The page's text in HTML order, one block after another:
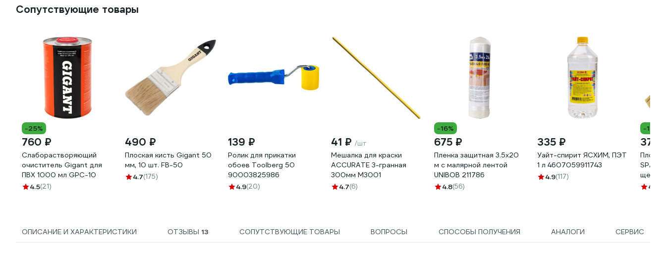
Сопутствующие товары
-25%
760 ₽
Слаборастворяющий
очиститель Gigant для
ПВХ 1000 мл GPC-10
4.5(21)
490 ₽
Плоская кисть Gigant 50
мм, 10 шт. FB-50
4.7(175)
139 ₽
Ролик для прикатки
обоев Toolberg 50
90003825986
4.9(20)
41 ₽ /шт
Мешалка для краски
ACCURATE 3-гранная
300мм М3001
4.7(6)
-16%
675 ₽
Пленка защитная 3.5х20
м с малярной лентой
UNIBOB 211786
4.8(56)
335 ₽
Уайт-спирит ЯСХИМ, ПЭТ
1 л 4607059911743
4.9(117)
-12%
37 ₽
ручка
4.3
ОПИСАНИЕ И ХАРАКТЕРИСТИКИ ОТЗЫВЫ 13 СОПУТСТВУЮЩИЕ ТОВАРЫ ВОПРОСЫ СПОСОБЫ ПОЛУЧЕНИЯ АНАЛОГИ СЕРВИС